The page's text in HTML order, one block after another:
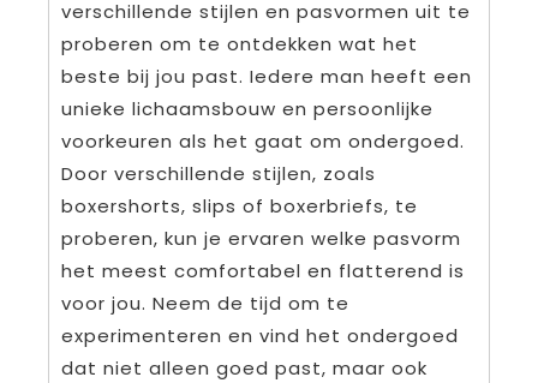
verschillende stijlen en pasvormen uit te
proberen om te ontdekken wat het
beste bij jou past. Iedere man heeft een
unieke lichaamsbouw en persoonlijke
voorkeuren als het gaat om ondergoed.
Door verschillende stijlen, zoals
boxershorts, slips of boxerbriefs, te
proberen, kun je ervaren welke pasvorm
het meest comfortabel en flatterend is
voor jou. Neem de tijd om te
experimenteren en vind het ondergoed
dat niet alleen goed past, maar ook